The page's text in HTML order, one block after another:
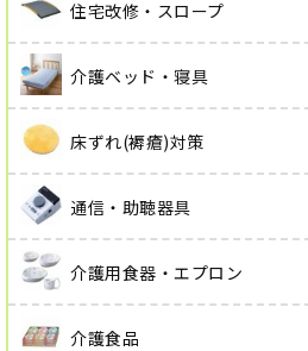
住宅改修・スロープ
介護ベッド・寝具
床ずれ(褥瘡)対策
通信・助聴器具
介護用食器・エプロン
介護食品